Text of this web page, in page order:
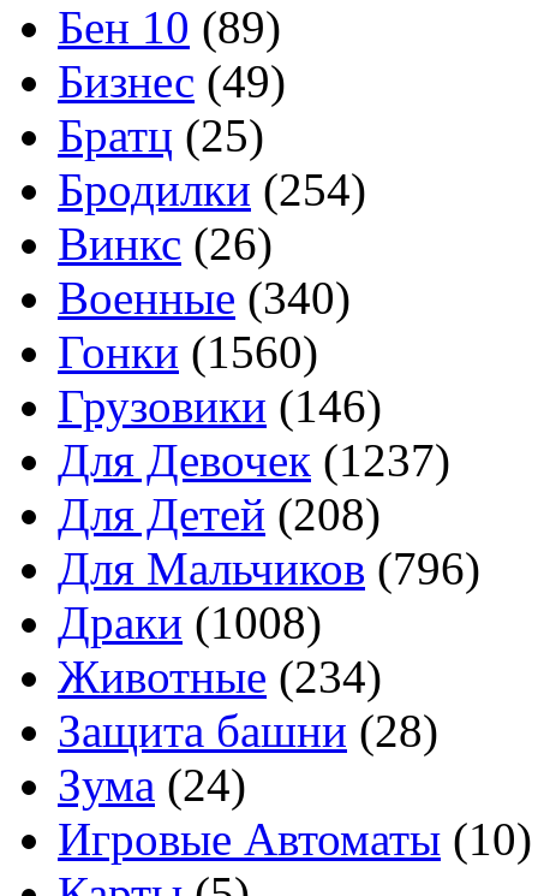
Бен 10 (89)
Бизнес (49)
Братц (25)
Бродилки (254)
Винкс (26)
Военные (340)
Гонки (1560)
Грузовики (146)
Для Девочек (1237)
Для Детей (208)
Для Мальчиков (796)
Драки (1008)
Животные (234)
Защита башни (28)
Зума (24)
Игровые Автоматы (10)